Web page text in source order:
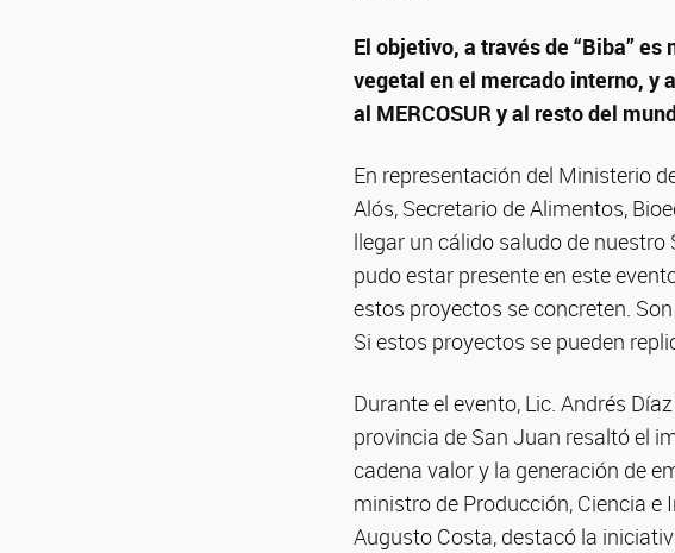
El objetivo, a través de “Biba”
vegetal en el mercado interno, y
al MERCOSUR y al resto del
En representación del Ministerio
Alós, Secretario de Alimentos,
llegar un cálido saludo de
pudo estar presente en este
estos proyectos se concreten.
Si estos proyectos se pueden
Durante el evento, Lic. Andrés
provincia de San Juan resaltó el
cadena valor y la generación de
ministro de Producción, Ciencia e
Augusto Costa, destacó la